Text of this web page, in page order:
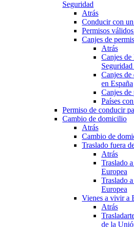
Seguridad
Atrás
Conducir con
Permisos
Canjes de
Atrás
Canjes de
Canjes
en España
Canjes de
Países
Permiso de conducir
Cambio de domicilio
Atrás
Cambio de
Traslado fuera
Atrás
Traslado
Europea
Traslado
Europea
Vienes a vivir a
Atrás
de la